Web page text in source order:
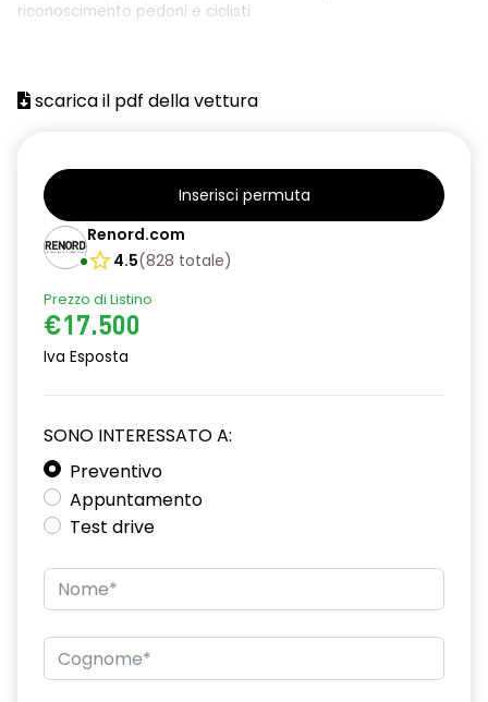
riconoscimento pedoni e ciclisti
Airbag laterali a tendina anteriori e posteriori
Alzacristalli elettrici posteriori
Barre tetto modulari nere
Bracciolo anteriore con vano portaoggetti
Chiave pieghevole a 3 pulsanti
Distance warning avviso distanza di sicurezza
Driver display con schermo TFT da 3,5''
Eco Mode
compatibile 2G/3G o 4G/5G in base al veicolo
Firma luminosa pixelata con fari full LED
HARM03
scarica il pdf della vettura
Inserisci permuta
Renord.com
4.5(828 totale)
Prezzo di Listino
€17.500
Iva Esposta
SONO INTERESSATO A:
Preventivo
Appuntamento
Test drive